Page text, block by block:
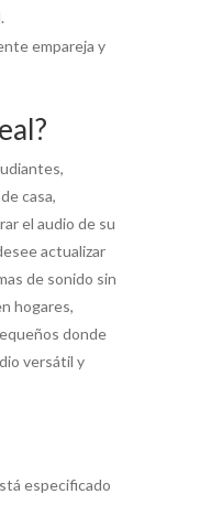
empareja y
casa,
el audio de su
actualizar
de sonido sin
hogares,
donde
versátil y
especificado